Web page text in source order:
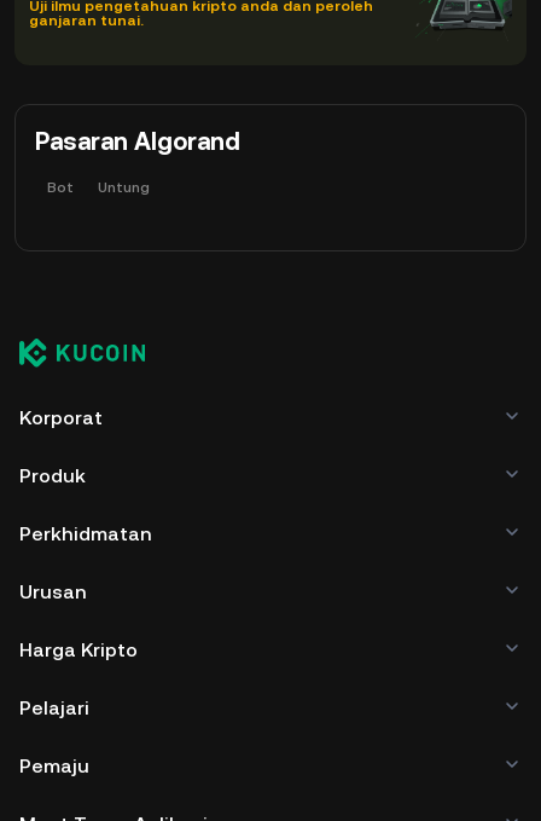
Uji ilmu pengetahuan kripto anda dan peroleh
ganjaran tunai.
Pasaran Algorand
Bot Untung
Korporat
Produk
Perkhidmatan
Urusan
Harga Kripto
Pelajari
Pemaju